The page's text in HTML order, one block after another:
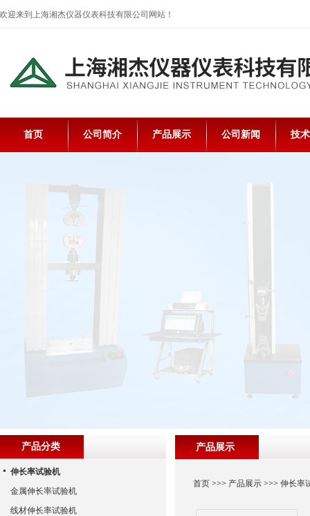
欢迎来到上海湘杰仪器仪表科技有限公司网站！
首页 公司简介 产品展示 公司新闻 技
产品展示
首页 >>> 产品展示 >>>伸长率
产品分类
伸长率试验机
金属伸长率试验机
线材伸长率试验机